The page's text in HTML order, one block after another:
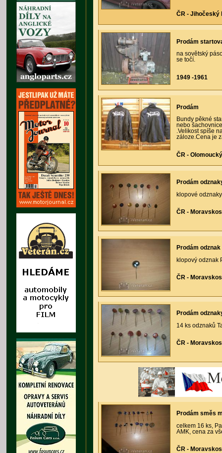
ČR - Jihočeský
Prodám
na sovětský
se točí.
1949 -1961
Prodám
Bundy pěkné
nebo
.Velikost spíše
záloze.Cena je
ČR -
Prodám
klopové
ČR -
Prodám odznak
klopový odznak
ČR -
Prodám
14 ks odznaků
ČR -
Prodám směs
celkem 16 ks,
AMK, cena za
ČR -